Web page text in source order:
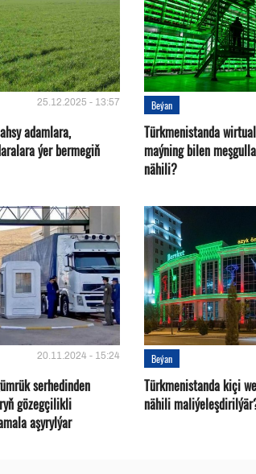
25.12.2025 - 13:57
adamlara,
ýer bermegiň
Beýan
Türkmenistanda
maýning bilen
nähili?
20.11.2024 - 15:24
serhedinden
gözegçilikli
aşyrylýar
Beýan
Türkmenistanda kiçi
nähili